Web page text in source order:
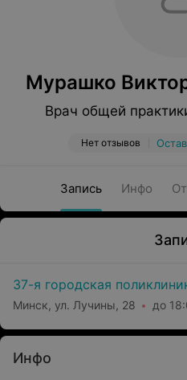
Мурашко
Врач общей
Нет отзывов
Запись Инфо
37-я городская
Минск, ул. Лучины, 28 до
Инфо